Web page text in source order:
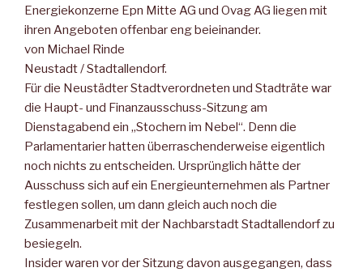
Energiekonzerne Epn Mitte AG und Ovag AG liegen mit
ihren Angeboten offenbar eng beieinander.
von Michael Rinde
Neustadt / Stadtallendorf.
Für die Neustädter Stadtverordneten und Stadträte war
die Haupt- und Finanzausschuss-Sitzung am
Dienstagabend ein „Stochern im Nebel“. Denn die
Parlamentarier hatten überraschenderweise eigentlich
noch nichts zu entscheiden. Ursprünglich hätte der
Ausschuss sich auf ein Energieunternehmen als Partner
festlegen sollen, um dann gleich auch noch die
Zusammenarbeit mit der Nachbarstadt Stadtallendorf zu
besiegeln.
Insider waren vor der Sitzung davon ausgegangen, dass